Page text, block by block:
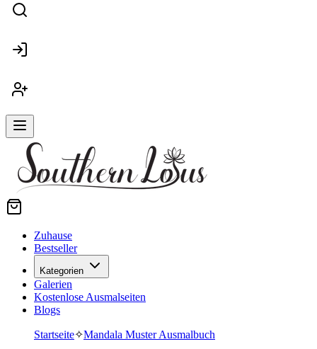
Zuhause
Bestseller
Kategorien
Galerien
Kostenlose Ausmalseiten
Blogs
Startseite✧Mandala Muster Ausmalbuch